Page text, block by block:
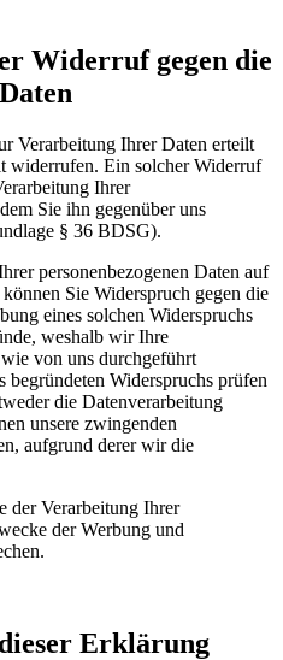
Widerruf gegen die
Verarbeitung Ihrer Daten erteilt
widerrufen. Ein solcher Widerruf
Ihrer
Sie ihn gegenüber uns
§ 36 BDSG).
personenbezogenen Daten auf
Sie Widerspruch gegen die
eines solchen Widerspruchs
weshalb wir Ihre
von uns durchgeführt
Widerspruchs prüfen
die Datenverarbeitung
unsere zwingenden
aufgrund derer wir die
der Verarbeitung Ihrer
der Werbung und
Erklärung